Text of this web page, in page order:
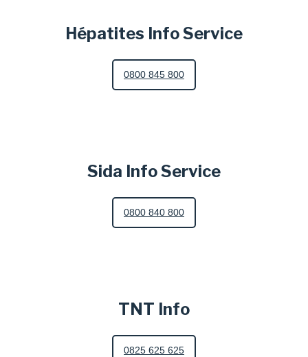
Hépatites Info Service
0800 845 800
Sida Info Service
0800 840 800
TNT Info
0825 625 625